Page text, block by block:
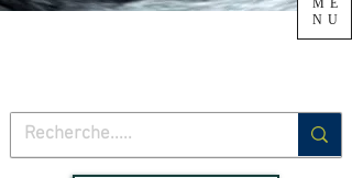
ME
NU